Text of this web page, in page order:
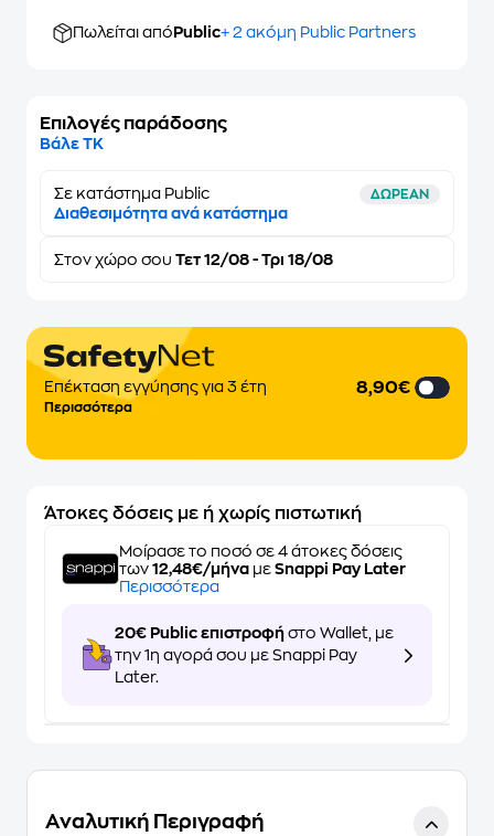
Πωλείται από Public+ 2 ακόμη Public Partners
Επιλογές παράδοσης
Βάλε ΤΚ
Σε κατάστημα Public ΔΩΡΕΑΝ
Διαθεσιμότητα ανά κατάστημα
Στον χώρο σου Τετ 12/08 - Τρι 18/08
Επέκταση εγγύησης για 3 έτη
Περισσότερα
8,90€
Άτοκες δόσεις με ή χωρίς πιστωτική
Μοίρασε το ποσό σε 4 άτοκες δόσεις
των 12,48€/μήνα με Snappi Pay Later
Περισσότερα
20€ Public επιστροφή στο Wallet, με
την 1η αγορά σου με Snappi Pay
Later.
Αναλυτική Περιγραφή